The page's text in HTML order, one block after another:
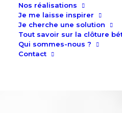
Nos réalisations
Je me laisse inspirer
Je cherche une solution
Tout savoir sur la clôture
Qui sommes-nous ?
Contact